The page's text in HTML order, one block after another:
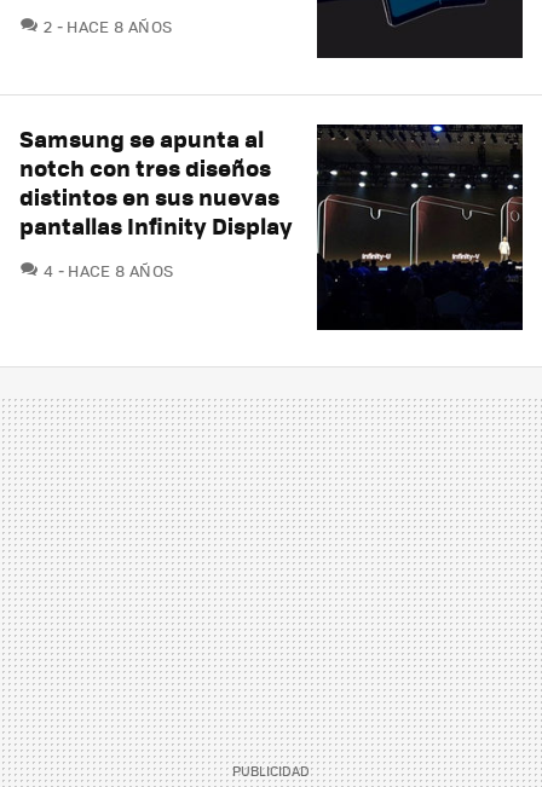
2 COMENTARIOS
HACE 8 AÑOS
Samsung se apunta al
notch con tres diseños
distintos en sus nuevas
pantallas Infinity Display
4 COMENTARIOS
HACE 8 AÑOS